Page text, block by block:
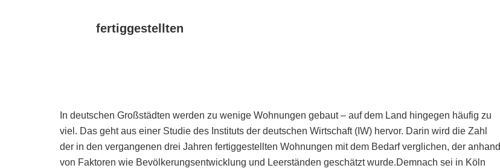
fertiggestellten
In deutschen Großstädten werden zu wenige Wohnungen gebaut – auf dem Land hingegen häufig zu
viel. Das geht aus einer Studie des Instituts der deutschen Wirtschaft (IW) hervor. Darin wird die Zahl
der in den vergangenen drei Jahren fertiggestellten Wohnungen mit dem Bedarf verglichen, der anhand
von Faktoren wie Bevölkerungsentwicklung und Leerständen geschätzt wurde.Demnach sei in Köln